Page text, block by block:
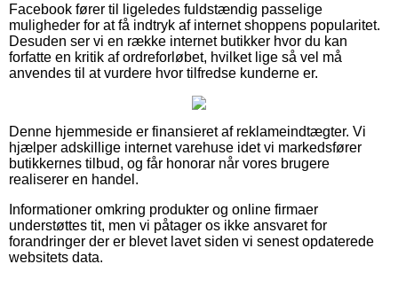
Facebook fører til ligeledes fuldstændig passelige
muligheder for at få indtryk af internet shoppens popularitet.
Desuden ser vi en række internet butikker hvor du kan
forfatte en kritik af ordreforløbet, hvilket lige så vel må
anvendes til at vurdere hvor tilfredse kunderne er.
Denne hjemmeside er finansieret af reklameindtægter. Vi
hjælper adskillige internet varehuse idet vi markedsfører
butikkernes tilbud, og får honorar når vores brugere
realiserer en handel.
Informationer omkring produkter og online firmaer
understøttes tit, men vi påtager os ikke ansvaret for
forandringer der er blevet lavet siden vi senest opdaterede
websitets data.